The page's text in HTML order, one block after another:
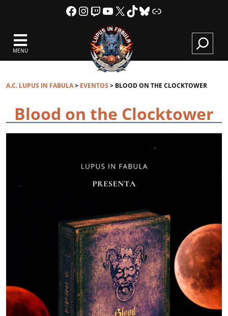
Facebook
Instagram
Twitch
YouTube
X TikTok
Bluesky
Link
Lupus
MENU
A.C. LUPUS IN FABULA> EVENTOS > BLOOD ON THE CLOCKTOWER
Blood on the Clocktower